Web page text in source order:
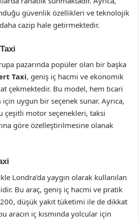
güvenlik özellikleri ve teknolojik
cazip hale getirmektedir.
pazarında popüler olan bir başka
Taxi, geniş iç hacmi ve ekonomik
çekmektedir. Bu model, hem ticari
uygun bir seçenek sunar. Ayrıca,
çeşitli motor seçenekleri, taksi
göre özelleştirilmesine olanak
Londra’da yaygın olarak kullanılan
Bu araç, geniş iç hacmi ve pratik
düşük yakıt tüketimi ile de dikkat
aracın iç kısmında yolcular için